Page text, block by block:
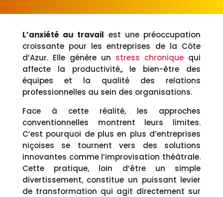
L’anxiété au travail est une préoccupation
croissante pour les entreprises de la Côte
d’Azur. Elle génère un stress chronique qui
affecte la productivité,, le bien-être des
équipes et la qualité des relations
professionnelles au sein des organisations.
Face à cette réalité, les approches
conventionnelles montrent leurs limites.
C’est pourquoi de plus en plus d’entreprises
niçoises se tournent vers des solutions
innovantes comme l’improvisation théâtrale.
Cette pratique, loin d’être un simple
divertissement, constitue un puissant levier
de transformation qui agit directement sur